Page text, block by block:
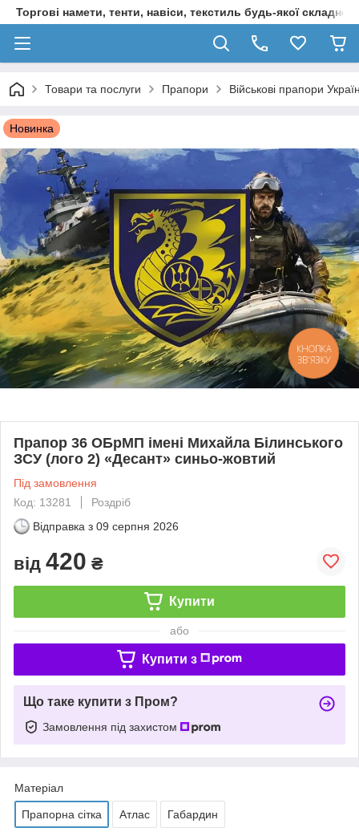
Торгові намети, тенти, навіси, текстиль будь-якої
Товари та послуги Прапори Військові прапори
Новинка
Прапор 36 ОБрМП імені Михайла Білинського
ЗСУ (лого 2) «Десант» синьо-жовтий
Під замовлення
Код: 13281
Роздріб
Відправка з 09 серпня 2026
від 420 ₴
Купити
або
Купити з
Що таке купити з Пром?
Замовлення під захистом
Матеріал
Прапорна сітка Атлас Габардин
КНОПКА
ЗВ'ЯЗКУ